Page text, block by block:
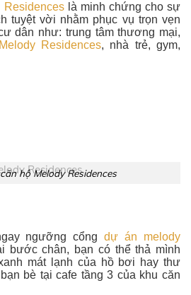
là minh chứng cho sự
tuyệt vời nhằm phục vụ trọn vẹn
dân như: trung tâm thương mại,
Residences, nhà trẻ, gym,
hộ Melody Residences
ngưỡng cổngdự án melody
bước chân, bạn có thể thả mình
mát lạnh của hồ bơi hay thư
bè tại cafe tầng 3 của khu căn